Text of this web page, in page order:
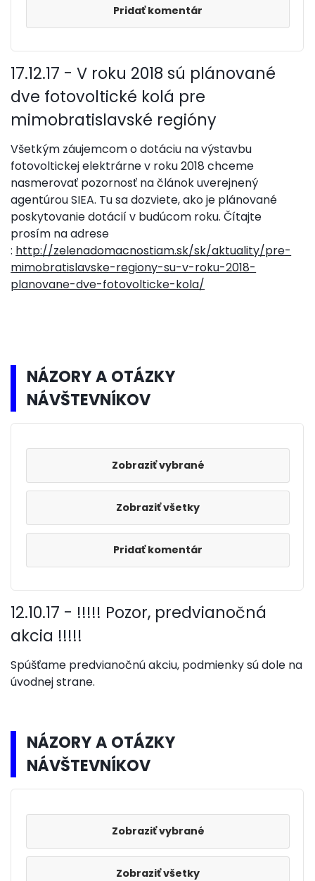
Pridať komentár
17.12.17 - V roku 2018 sú plánované
dve fotovoltické kolá pre
mimobratislavské regióny
Všetkým záujemcom o dotáciu na výstavbu
fotovoltickej elektrárne v roku 2018 chceme
nasmerovať pozornosť na článok uverejnený
agentúrou SIEA. Tu sa dozviete, ako je plánované
poskytovanie dotácií v budúcom roku. Čítajte
prosím na adrese
: http://zelenadomacnostiam.sk/sk/aktuality/pre-
mimobratislavske-regiony-su-v-roku-2018-
planovane-dve-fotovolticke-kola/
NÁZORY A OTÁZKY
NÁVŠTEVNÍKOV
Zobraziť všetky
Pridať komentár
12.10.17 - !!!!! Pozor, predvianočná
akcia !!!!!
Spúšťame predvianočnú akciu, podmienky sú dole na
úvodnej strane.
NÁZORY A OTÁZKY
NÁVŠTEVNÍKOV
Zobraziť všetky